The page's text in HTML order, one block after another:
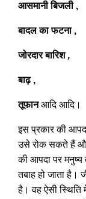
आसमानी बिजली ,
बादल का फटना ,
जोरदार बारिश ,
बाढ़ ,
तूफानआदि आदि।
इस प्रकार की
उसे रोक सकते हैं
की आपदा पर मनुष्य
तबाह हो जाता है।
है। वह ऐसी स्थिति